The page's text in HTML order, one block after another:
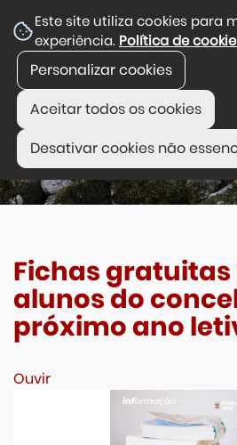
Este site utiliza cookies para
experiência. Política de
Personalizar cookies
Aceitar todos os cookies
Desativar cookies não
Fichas
alunos do
próximo ano
Ouvir